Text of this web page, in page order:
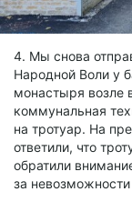
4. Мы снова
Народной Воли у
монастыря возле
коммунальная
на тротуар. На
ответили, что
обратили
за